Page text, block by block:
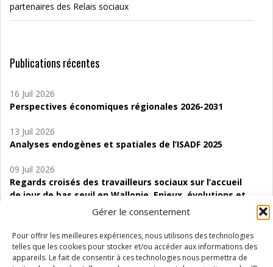
Gérer le consentement
Pour offrir les meilleures expériences, nous utilisons des technologies
telles que les cookies pour stocker et/ou accéder aux informations des
appareils. Le fait de consentir à ces technologies nous permettra de
partenaires des Relais sociaux
Publications récentes
16 Juil 2026
Perspectives économiques régionales 2026-2031
13 Juil 2026
Analyses endogènes et spatiales de l’ISADF 2025
09 Juil 2026
Regards croisés des travailleurs sociaux sur l’accueil
de jour de bas seuil en Wallonie. Enjeux, évolutions et
06 Juil 2026
Étude d’évaluabilité des Structures
d’accompagnement à l’autocréation d’emploi (SAACE)